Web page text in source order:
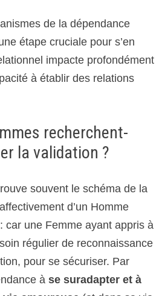
de la dépendance
étape cruciale pour s’en
impacte profondément
à établir des relations
recherchent-
la validation ?
souvent le schéma de la
d’un Homme
car une Femme ayant appris à
régulier de reconnaissance
pour se sécuriser. Par
à se suradapter et à